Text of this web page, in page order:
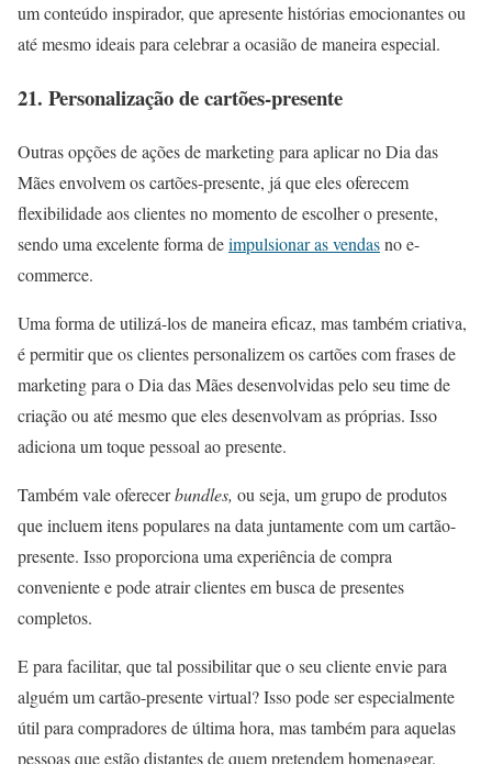
um conteúdo inspirador, que apresente histórias emocionantes ou
até mesmo ideais para celebrar a ocasião de maneira especial.
21. Personalização de cartões-presente
Outras opções de ações de marketing para aplicar no Dia das
Mães envolvem os cartões-presente, já que eles oferecem
flexibilidade aos clientes no momento de escolher o presente,
sendo uma excelente forma deimpulsionar as vendasno e-
commerce.
Uma forma de utilizá-los de maneira eficaz, mas também criativa,
é permitir que os clientes personalizem os cartões com frases de
marketing para o Dia das Mães desenvolvidas pelo seu time de
criação ou até mesmo que eles desenvolvam as próprias. Isso
adiciona um toque pessoal ao presente.
Também vale oferecerbundles, ou seja, um grupo de produtos
que incluem itens populares na data juntamente com um cartão-
presente. Isso proporciona uma experiência de compra
conveniente e pode atrair clientes em busca de presentes
completos.
E para facilitar, que tal possibilitar que o seu cliente envie para
alguém um cartão-presente virtual? Isso pode ser especialmente
útil para compradores de última hora, mas também para aquelas
pessoas que estão distantes de quem pretendem homenagear.